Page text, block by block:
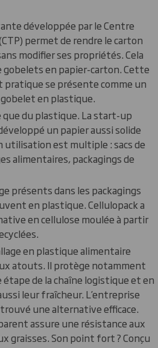
développée par le Centre
permet de rendre le carton
modifier ses propriétés. Cela
gobelets en papier-carton. Cette
se présente comme un
en plastique.
que du plastique. La start-up
un papier aussi solide
utilisation est multiple : sacs de
alimentaires, packagings de
présents dans les packagings
en plastique. Cellulopack a
en cellulose moulée à partir
en plastique alimentaire
atouts. Il protège notamment
étape de la chaîne logistique et en
leur fraîcheur. L’entreprise
une alternative efficace.
assure une résistance aux
graisses. Son point fort ? Conçu